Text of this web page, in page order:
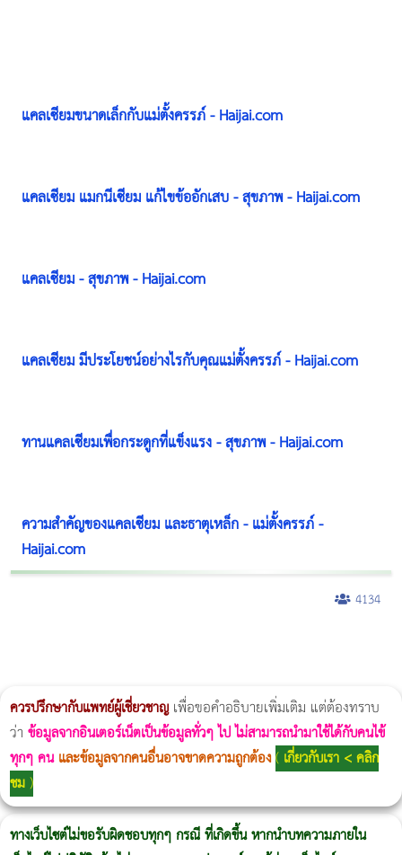
แคลเซียมขนาดเล็กกับแม่ตั้งครรภ์ - Haijai.com
แคลเซียม แมกนีเซียม แก้ไขข้ออักเสบ - สุขภาพ - Haijai.com
แคลเซียม - สุขภาพ - Haijai.com
แคลเซียม มีประโยชน์อย่างไรกับคุณแม่ตั้งครรภ์ - Haijai.com
ทานแคลเซียมเพื่อกระดูกที่แข็งแรง - สุขภาพ - Haijai.com
ความสำคัญของแคลเซียม และธาตุเหล็ก - แม่ตั้งครรภ์ -
Haijai.com
4134
ควรปรึกษากับแพทย์ผู้เชี่ยวชาญเพื่อขอคำอธิบายเพิ่มเติม แต่ต้องทราบ
ว่า ข้อมูลจากอินเตอร์เน็ตเป็นข้อมูลทั่วๆ ไป ไม่สามารถนำมาใช้ได้กับคนไข้
ทุกๆ คน และข้อมูลจากคนอื่นอาจขาดความถูกต้อง( เกี่ยวกับเรา < คลิก
ชม)
ทางเว็บไซต์ไม่ขอรับผิดชอบทุกๆ กรณี ที่เกิดขึ้น หากนำบทความภายใน